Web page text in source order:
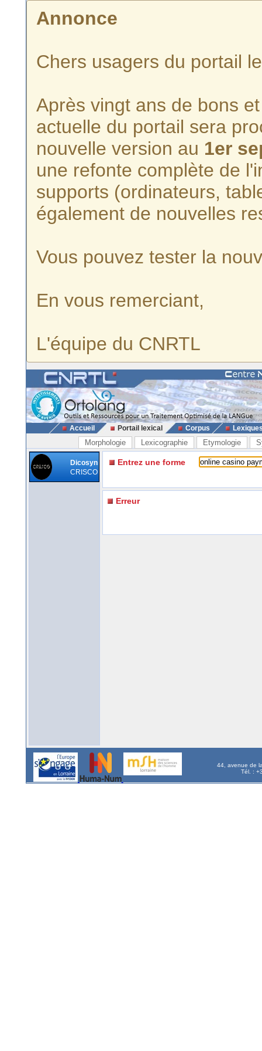
Annonce
Chers usagers du portail
Après vingt ans de bons
actuelle du portail sera
nouvelle version au 1er
une refonte complète de
supports (ordinateurs,
également de nouvelles
Vous pouvez tester la
En vous remerciant,
L'équipe du CNRTL
Accueil Portail lexical Corpus
Morphologie Lexicographie Etymologie
Dicosyn
CRISCO
Entrez une forme
Erreur
44, avenue de
Tél. :